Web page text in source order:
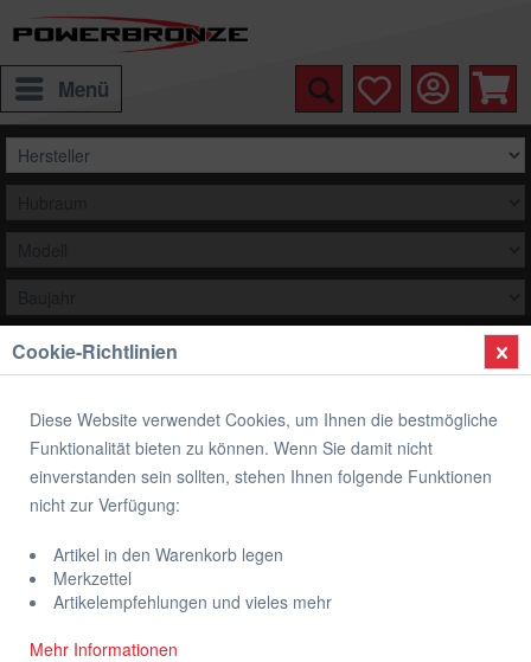
Menü
Auswählen
Übersicht Hinterradabdeckung
Hinterradabdeckung BMW R 1200 R 2006-
2014
Cookie-Richtlinien
Diese Website verwendet Cookies, um Ihnen die bestmögliche
Funktionalität bieten zu können. Wenn Sie damit nicht
einverstanden sein sollten, stehen Ihnen folgende Funktionen
nicht zur Verfügung:
Artikel in den Warenkorb legen
Merkzettel
Artikelempfehlungen und vieles mehr
Mehr Informationen